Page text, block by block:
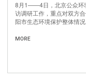
8月1——4日，北京公众环
访调研工作，重点对双方
阳市生态环境保护整体情
MORE